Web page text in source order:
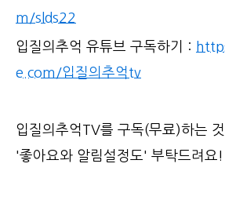
m/slds22
입질의추억 유튜브 구독하기 :
e.com/입질의추억tv
입질의추억TV를 구독(무료)하는
'좋아요와 알림설정도' 부탁드려